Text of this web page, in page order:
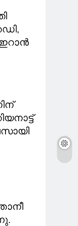
ഇറാൻ